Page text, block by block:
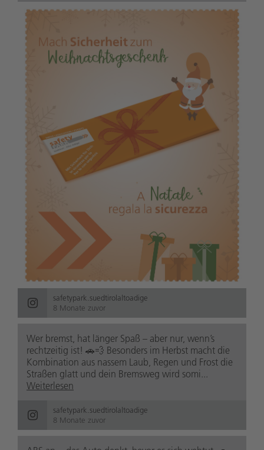
safetypark.suedtirolaltoadige
8 Monate zuvor
Wer bremst, hat länger Spaß – aber nur, wenn’s
rechtzeitig ist! 🚗💨 Besonders im Herbst macht die
Kombination aus nassem Laub, Regen und Frost die
Straßen glatt und dein Bremsweg wird somi...
Weiterlesen
safetypark.suedtirolaltoadige
8 Monate zuvor